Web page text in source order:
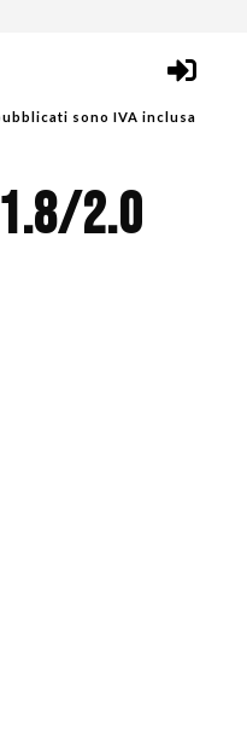
sono IVA inclusa
2.0